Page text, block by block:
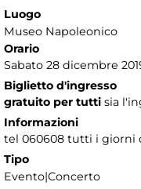
Luogo
Museo Napoleonico
Orario
Sabato 28 dicembre
Biglietto d'ingresso
gratuito per tutti sia
Informazioni
tel 060608 tutti i giorni
Tipo
Evento|Concerto